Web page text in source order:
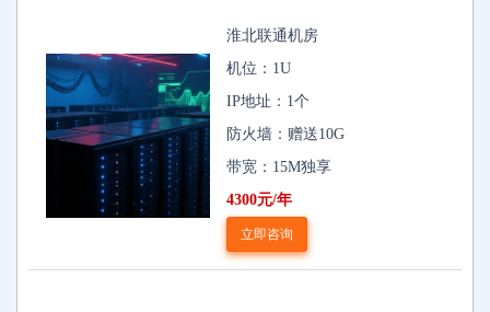
淮北联通机房
机位：1U
IP地址：1个
防火墙：赠送10G
带宽：15M独享
4300元/年
立即咨询